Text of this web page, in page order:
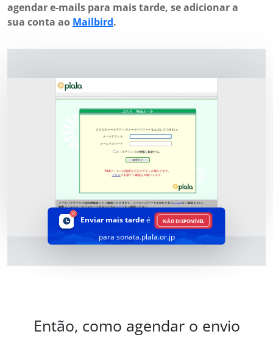
agendar e-mails para mais tarde, se adicionar a
sua conta ao Mailbird.
Enviar mais tardeé NÃO DISPONÍVEL
para sonata.plala.or.jp
Então, como agendar o envio